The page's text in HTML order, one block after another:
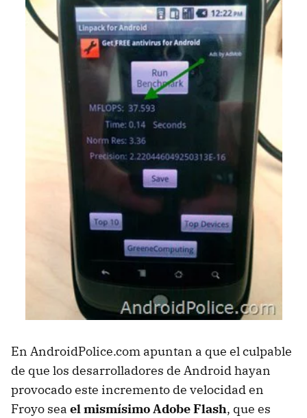
En AndroidPolice.com apuntan a que el culpable
de que los desarrolladores de Android hayan
provocado este incremento de velocidad en
Froyo sea el mismísimo Adobe Flash, que es